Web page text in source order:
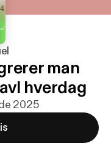
man
hverdag
2025